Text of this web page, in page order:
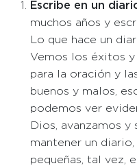
Escribe en un
muchos años y
Lo que hace un
Vemos los éxitos
para la oración y
buenos y malos,
podemos ver
Dios, avanzamos
mantener un
pequeñas, tal vez,